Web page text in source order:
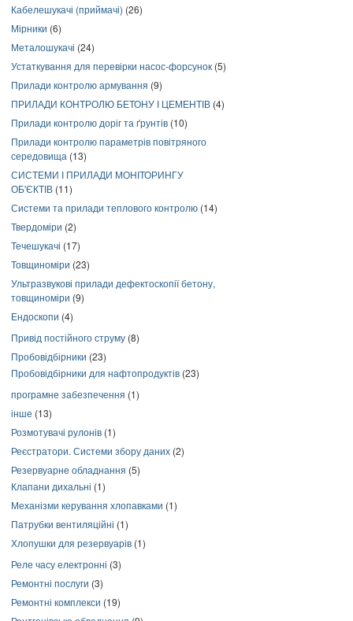
Кабелешукачі (приймачі) (26)
Мірники (6)
Металошукачі (24)
Устаткування для перевірки насос-форсунок (5)
Прилади контролю армування (9)
ПРИЛАДИ КОНТРОЛЮ БЕТОНУ І ЦЕМЕНТІВ (4)
Прилади контролю доріг та ґрунтів (10)
Прилади контролю параметрів повітряного
середовища (13)
СИСТЕМИ І ПРИЛАДИ МОНІТОРИНГУ
ОБ'ЄКТІВ (11)
Системи та прилади теплового контролю (14)
Твердоміри (2)
Течешукачі (17)
Товщиноміри (23)
Ультразвукові прилади дефектоскопії бетону,
товщиноміри (9)
Ендоскопи (4)
Привід постійного струму (8)
Пробовідбірники (23)
Пробовідбірники для нафтопродуктів (23)
програмне забезпечення (1)
інше (13)
Розмотувачі рулонів (1)
Реєстратори. Системи збору даних (2)
Резервуарне обладнання (5)
Клапани дихальні (1)
Механізми керування хлопавками (1)
Патрубки вентиляційні (1)
Хлопушки для резервуарів (1)
Реле часу електронні (3)
Ремонтні послуги (3)
Ремонтні комплекси (19)